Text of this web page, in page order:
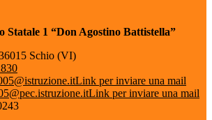
Statale 1 “Don Agostino Battistella”
Schio (VI)
Link per inviare una mail
Link per inviare una mail